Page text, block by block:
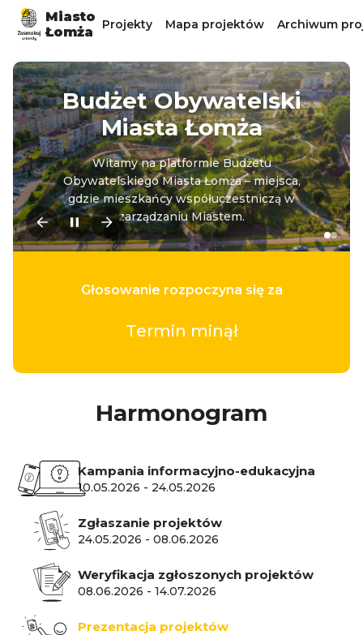
Miasto
Łomża
Projekty Mapa projektów Archiwum
Budżet Obywatelski
Miasta Łomża
Witamy na platformie Budżetu
Obywatelskiego Miasta Łomża – miejsca,
gdzie mieszkańcy współuczestniczą w
zarządzaniu Miastem.
Głosowanie rozpoczyna się za
Termin minął
Harmonogram
Kampania informacyjno-edukacyjna
10.05.2026 - 24.05.2026
Zgłaszanie projektów
24.05.2026 - 08.06.2026
Weryfikacja zgłoszonych projektów
08.06.2026 - 14.07.2026
Prezentacja projektów